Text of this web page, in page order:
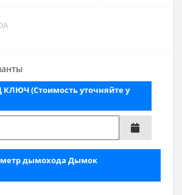
(Стоимость уточняйте у
дымохода Дымок